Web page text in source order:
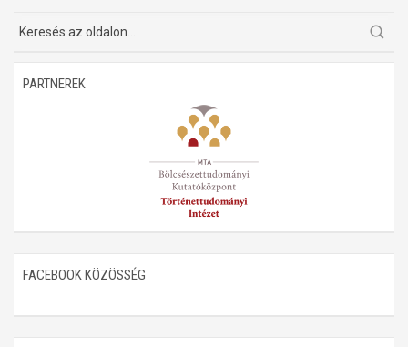
PARTNEREK
FACEBOOK KÖZÖSSÉG